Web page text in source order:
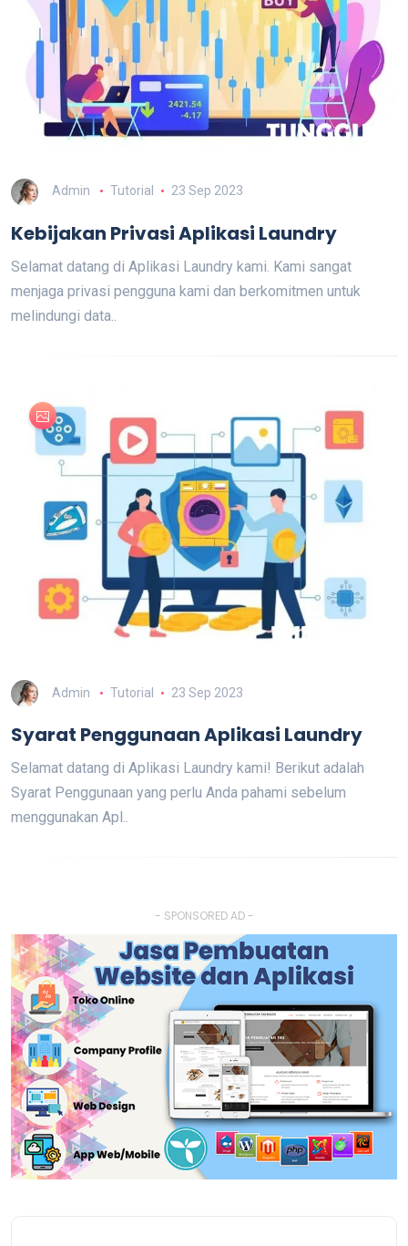
Admin Tutorial 23 Sep 2023
Kebijakan Privasi Aplikasi Laundry
Selamat datang di Aplikasi Laundry kami. Kami sangat
menjaga privasi pengguna kami dan berkomitmen untuk
melindungi data..
Admin Tutorial 23 Sep 2023
Syarat Penggunaan Aplikasi Laundry
Selamat datang di Aplikasi Laundry kami! Berikut adalah
Syarat Penggunaan yang perlu Anda pahami sebelum
menggunakan Apl..
- SPONSORED AD -